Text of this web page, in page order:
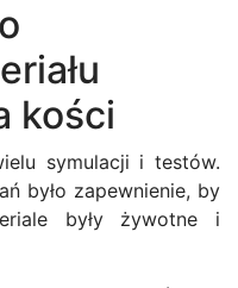
kości
symulacji i testów.
było zapewnienie, by
były żywotne i